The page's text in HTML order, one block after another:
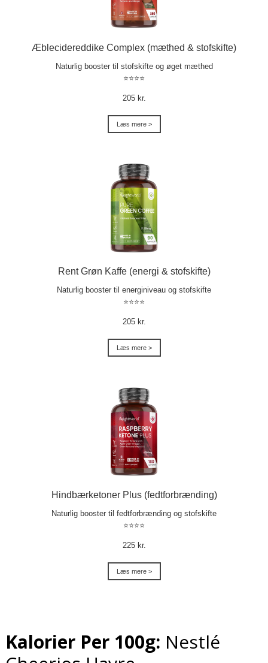
Æblecidereddike Complex (mæthed & stofskifte)
Naturlig booster til stofskifte og øget mæthed
⭐⭐⭐⭐
205 kr.
Læs mere >
Rent Grøn Kaffe (energi & stofskifte)
Naturlig booster til energiniveau og stofskifte
⭐⭐⭐⭐
205 kr.
Læs mere >
Hindbærketoner Plus (fedtforbrænding)
Naturlig booster til fedtforbrænding og stofskifte
⭐⭐⭐⭐
225 kr.
Læs mere >
Kalorier Per 100g: Nestlé